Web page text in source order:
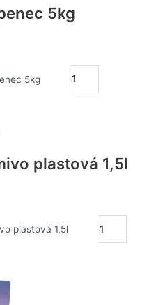
5kg
5kg
plastová 1,5l
plastová 1,5l